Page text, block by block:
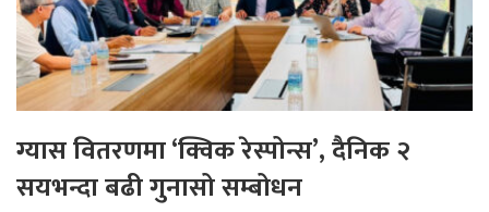
ग्यास वितरणमा ‘क्विक रेस्पोन्स’, दैनिक २
सयभन्दा बढी गुनासो सम्बोधन